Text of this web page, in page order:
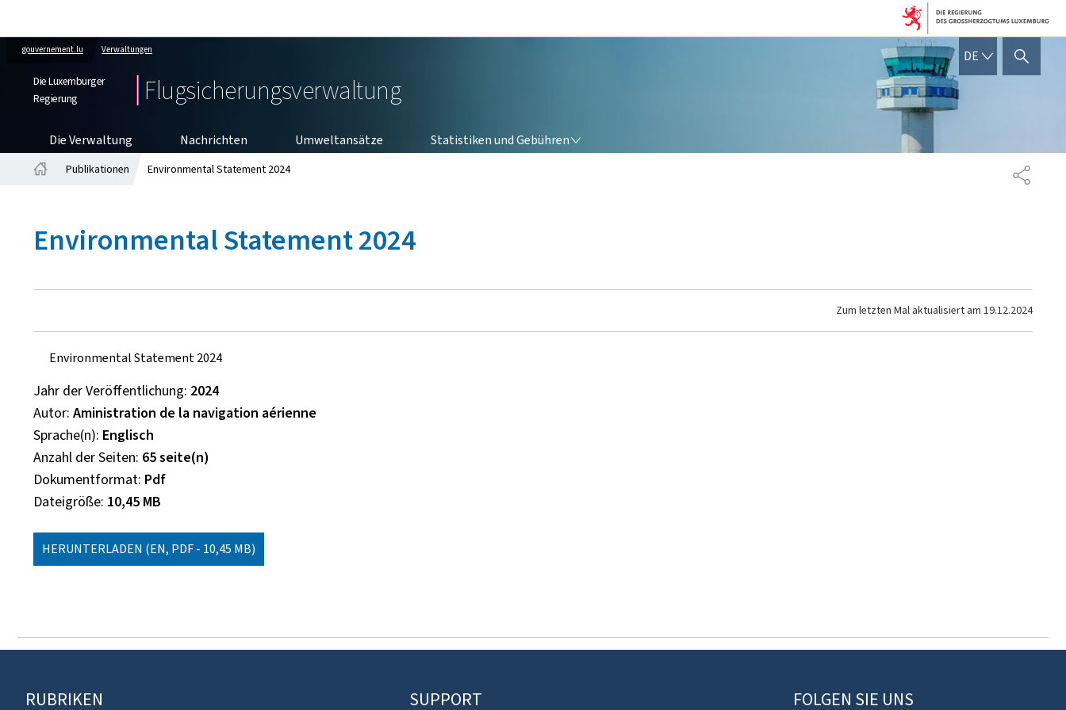
gouvernement.lu Verwaltungen
Die Luxemburger
Regierung
Flugsicherungsverwaltung
DE DEUTSCH
SUCHFLED ANZEIGEN /
Die Verwaltung Nachrichten Umweltansätze Statistiken und Gebühren
TEILEN
Publikationen Environmental Statement 2024
Environmental Statement 2024
Zum letzten Mal aktualisiert am 19.12.2024
Environmental Statement 2024
Jahr der Veröffentlichung 2024
Autor Aministration de la navigation aérienne
Sprache(n) Englisch
Anzahl der Seiten 65 seite(n)
Dokumentformat Pdf
Dateigröße 10,45 MB
HERUNTERLADEN (EN, PDF - 10,45 MB)
Footer
RUBRIKEN SUPPORT FOLGEN SIE UNS